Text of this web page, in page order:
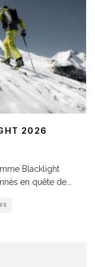
2026
Blacklight
en quête de